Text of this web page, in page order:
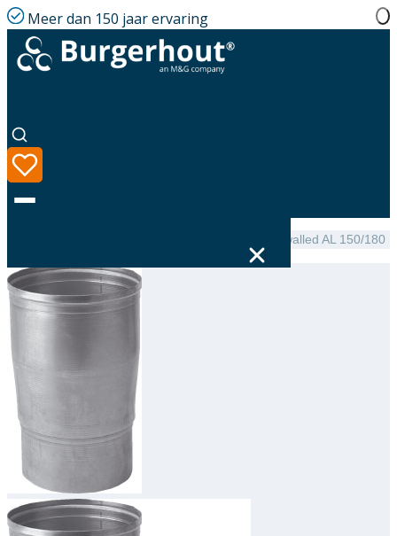
Meer dan 150 jaar ervaring
Taal
Oplossingen
Downloads
Academy
Over ons
NEN 7203 Expander single-walled AL 150/180